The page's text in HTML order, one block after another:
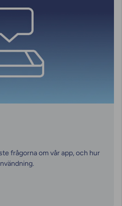
frågorna om vår app, och hur